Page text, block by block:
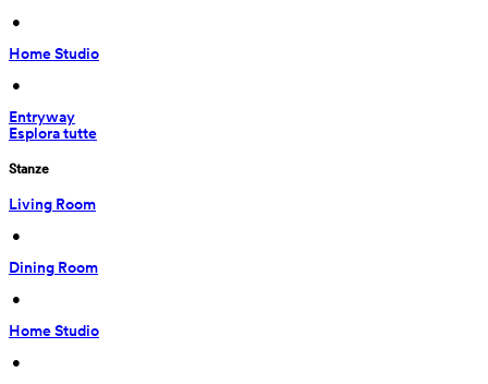
•
Home Studio
•
Entryway
Esplora tutte
Stanze
Living Room
•
Dining Room
•
Home Studio
•